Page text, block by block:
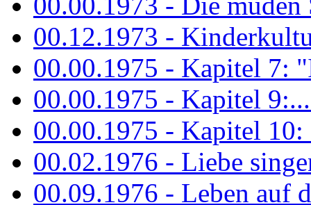
00.12.1973 -
00.00.1975 - Kapitel 7:
00.00.1975 - Kapitel
00.00.1975 - Kapitel
00.02.1976 - Liebe
00.09.1976 - Leben auf